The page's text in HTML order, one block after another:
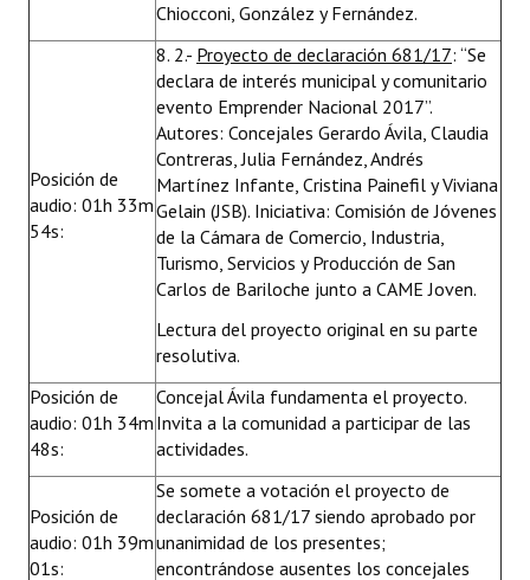
Chiocconi, González y Fernández.
Posición de
audio: 01h 33m
54s:
8. 2.- Proyecto de declaración 681/17: “Se
declara de interés municipal y comunitario
evento Emprender Nacional 2017”.
Autores: Concejales Gerardo Ávila, Claudia
Contreras, Julia Fernández, Andrés
Martínez Infante, Cristina Painefil y Viviana
Gelain (JSB). Iniciativa: Comisión de Jóvenes
de la Cámara de Comercio, Industria,
Turismo, Servicios y Producción de San
Carlos de Bariloche junto a CAME Joven.
Lectura del proyecto original en su parte
resolutiva.
Posición de
audio: 01h 34m
48s:
Concejal Ávila fundamenta el proyecto.
Invita a la comunidad a participar de las
actividades.
Posición de
audio: 01h 39m
01s:
Se somete a votación el proyecto de
declaración 681/17 siendo aprobado por
unanimidad de los presentes;
encontrándose ausentes los concejales